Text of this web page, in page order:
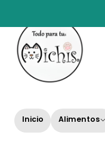
Inicio Alimentos